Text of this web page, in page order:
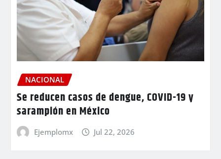
NACIONAL
Se reducen casos de dengue, COVID-19 y
sarampión en México
Ejemplomx Jul 22, 2026